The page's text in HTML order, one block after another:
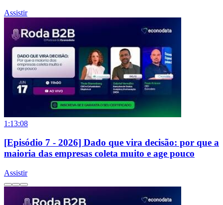
Assistir
1:13:08
[Episódio 7 - 2026] Dado que vira decisão: por que a
maioria das empresas coleta muito e age pouco
Assistir